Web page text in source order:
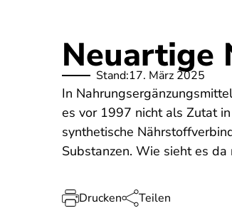
Neuartige
Stand:17. März 2025
In
es vor 1997 nicht als Zutat
synthetische
Substanzen. Wie sieht es da
Drucken Teilen